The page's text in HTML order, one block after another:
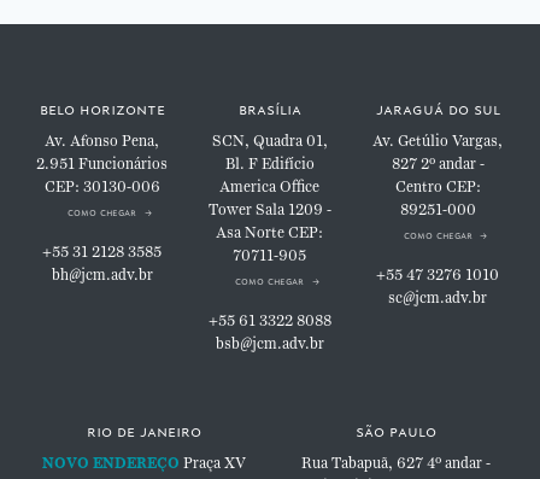
belo horizonte
Av. Afonso Pena,
2.951Funcionários
CEP: 30130-006
como chegar
+55 31 2128 3585
bh@jcm.adv.br
brasília
SCN, Quadra 01,
Bl. FEdifício
America Office
TowerSala 1209 -
Asa NorteCEP:
70711-905
como chegar
+55 61 3322 8088
bsb@jcm.adv.br
jaraguá do sul
Av. Getúlio Vargas,
8272º andar -
Centro CEP:
89251-000
como chegar
+55 47 3276 1010
sc@jcm.adv.br
rio de janeiro
NOVO ENDEREÇO Praça XV
são paulo
Rua Tabapuã, 6274º andar -